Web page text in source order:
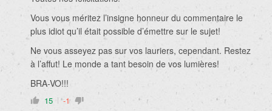
Vous vous méritez l’insigne honneur du commentaire le
plus idiot qu’il était possible d’émettre sur le sujet!
Ne vous asseyez pas sur vos lauriers, cependant. Restez
à l’affut! Le monde a tant besoin de vos lumières!
BRA-VO!!!
15 -1